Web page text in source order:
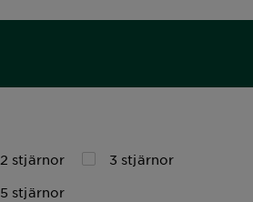
2 stjärnor
3 stjärnor
5 stjärnor